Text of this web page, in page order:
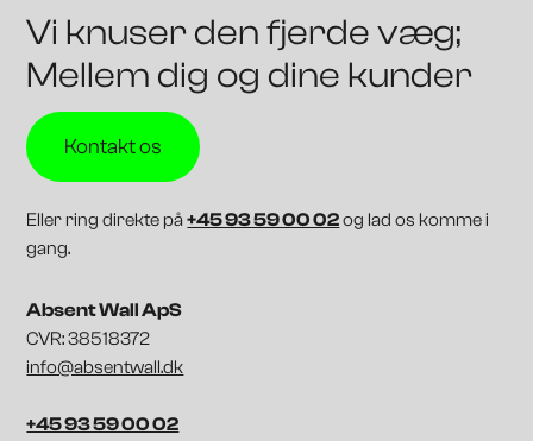
Vi knuser den fjerde væg;
Mellem dig og dine kunder
Kontakt os
Eller ring direkte på+45 93 59 00 02og lad os komme i
gang.
Absent Wall ApS
CVR: 38518372
info@absentwall.dk
+45 93 59 00 02